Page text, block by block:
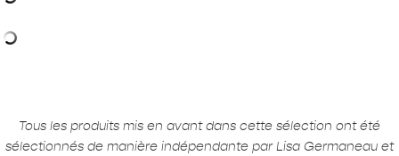
Tous les produits mis en avant dans cette sélection ont été
sélectionnés de manière indépendante par Lisa Germaneau et